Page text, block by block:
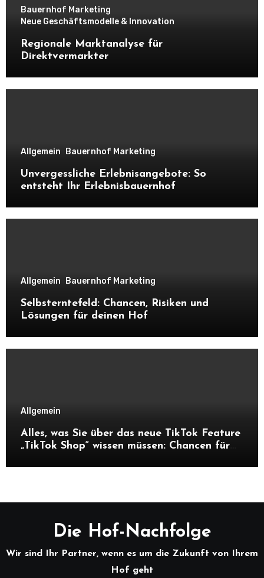
Bauernhof Marketing
Neue Geschäftsmodelle & Innovation
Regionale Marktanalyse für
Direktvermarkter
Allgemein Bauernhof Marketing
Unvergessliche Erlebnisangebote: So
entsteht Ihr Erlebnisbauernhof
Allgemein Bauernhof Marketing
Selbsterntefeld: Chancen, Risiken und
Lösungen für deinen Hof
Allgemein
Alles, was Sie über das neue TikTok Feature
„TikTok Shop“ wissen müssen: Chancen für
Die Hof-Nachfolge
Wir sind Ihr Partner, wenn es um die Zukunft von Ihrem
Hof geht